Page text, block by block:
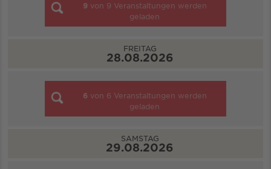
9 von 9 Veranstaltungen werden
geladen
FREITAG
28.08.2026
6 von 6 Veranstaltungen werden
geladen
SAMSTAG
29.08.2026